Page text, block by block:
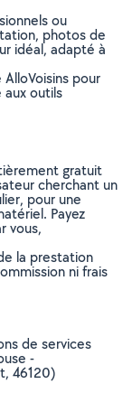
ou
photos de
idéal, adapté à
pour
outils
gratuit
cherchant un
pour une
Payez
vous,
la prestation
ni frais
de services
-
46120)